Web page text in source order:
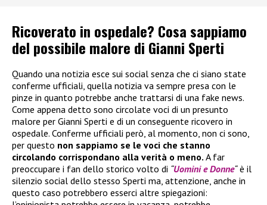
Ricoverato in ospedale? Cosa sappiamo
del possibile malore di Gianni Sperti
Quando una notizia esce sui social senza che ci siano state
conferme ufficiali, quella notizia va sempre presa con le
pinze in quanto potrebbe anche trattarsi di una fake news.
Come appena detto sono circolate voci di un presunto
malore per Gianni Sperti e di un conseguente ricovero in
ospedale. Conferme ufficiali però, al momento, non ci sono,
per questo non sappiamo se le voci che stanno
circolando corrispondano alla verità o meno. A far
preoccupare i fan dello storico volto di “Uomini e Donne“è il
silenzio social dello stesso Sperti ma, attenzione, anche in
questo caso potrebbero esserci altre spiegazioni: